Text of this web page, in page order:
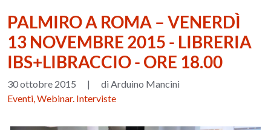
PALMIRO A ROMA – VENERDÌ
13 NOVEMBRE 2015 - LIBRERIA
IBS+LIBRACCIO - ORE 18.00
30 ottobre 2015 |
di Arduino Mancini
Eventi, Webinar. Interviste